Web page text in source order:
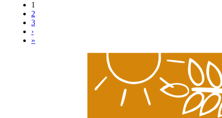
1
2
3
›
»